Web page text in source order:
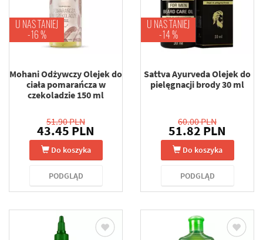
U NAS TANIEJ
-16 %
Mohani Odżywczy Olejek do
ciała pomarańcza w
czekoladzie 150 ml
51.90 PLN
43.45 PLN
Do koszyka
PODGLĄD
U NAS TANIEJ
-14 %
Sattva Ayurveda Olejek do
pielęgnacji brody 30 ml
60.00 PLN
51.82 PLN
Do koszyka
PODGLĄD